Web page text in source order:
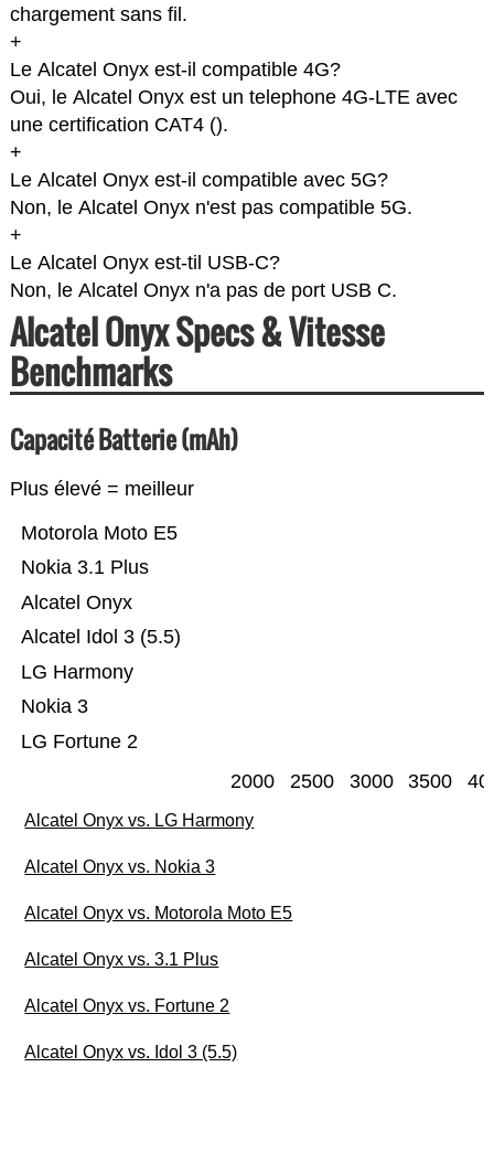
chargement sans fil.
+
Le Alcatel Onyx est-il compatible 4G?
Oui, le Alcatel Onyx est un telephone 4G-LTE avec
une certification CAT4 ().
+
Le Alcatel Onyx est-il compatible avec 5G?
Non, le Alcatel Onyx n'est pas compatible 5G.
+
Le Alcatel Onyx est-til USB-C?
Non, le Alcatel Onyx n'a pas de port USB C.
Alcatel Onyx Specs & Vitesse
Benchmarks
Capacité Batterie (mAh)
Plus élevé = meilleur
LG Fortune 2
Nokia 3
LG Harmony
Alcatel Idol 3 (5.5)
Alcatel Onyx
Nokia 3.1 Plus
Motorola Moto E5
2000 2500 3000 3500
Alcatel Onyx vs. LG Harmony
Alcatel Onyx vs. Nokia 3
Alcatel Onyx vs. Motorola Moto E5
Alcatel Onyx vs. 3.1 Plus
Alcatel Onyx vs. Fortune 2
Alcatel Onyx vs. Idol 3 (5.5)